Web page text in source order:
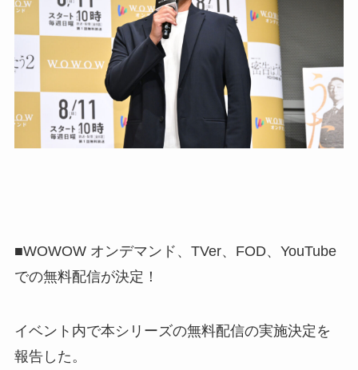
■WOWOW オンデマンド、TVer、FOD、YouTube
での無料配信が決定！
イベント内で本シリーズの無料配信の実施決定を
報告した。